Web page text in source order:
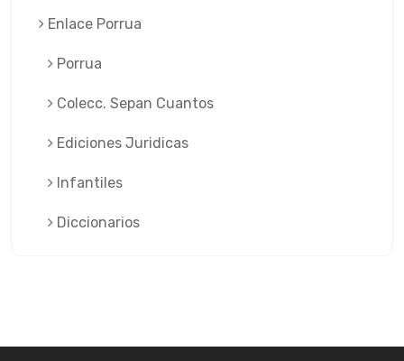
Enlace Porrua
Porrua
Colecc. Sepan Cuantos
Ediciones Juridicas
Infantiles
Diccionarios